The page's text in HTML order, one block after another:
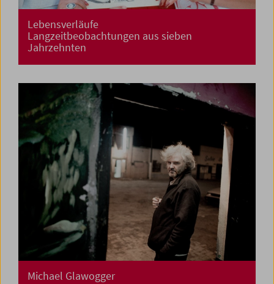
Lebensverläufe
Langzeitbeobachtungen aus sieben
Jahrzehnten
Michael Glawogger